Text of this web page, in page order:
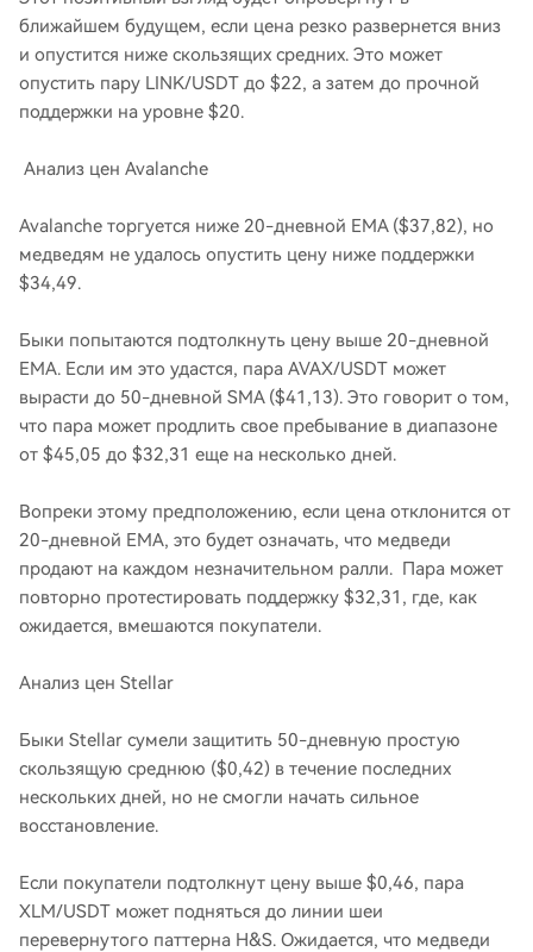
ближайшем будущем, если цена резко развернется вниз
и опустится ниже скользящих средних. Это может
опустить пару LINK/USDT до $22, а затем до прочной
поддержки на уровне $20.
Анализ цен Avalanche
Avalanche торгуется ниже 20-дневной EMA ($37,82), но
медведям не удалось опустить цену ниже поддержки
$34,49.
Быки попытаются подтолкнуть цену выше 20-дневной
EMA. Если им это удастся, пара AVAX/USDT может
вырасти до 50-дневной SMA ($41,13). Это говорит о том,
что пара может продлить свое пребывание в диапазоне
от $45,05 до $32,31 еще на несколько дней.
Вопреки этому предположению, если цена отклонится от
20-дневной EMA, это будет означать, что медведи
продают на каждом незначительном ралли. Пара может
повторно протестировать поддержку $32,31, где, как
ожидается, вмешаются покупатели.
Анализ цен Stellar
Быки Stellar сумели защитить 50-дневную простую
скользящую среднюю ($0,42) в течение последних
нескольких дней, но не смогли начать сильное
восстановление.
Если покупатели подтолкнут цену выше $0,46, пара
XLM/USDT может подняться до линии шеи
перевернутого паттерна H&S. Ожидается, что медведи